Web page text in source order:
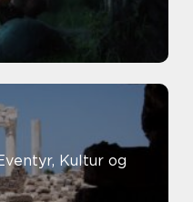
Kultur og